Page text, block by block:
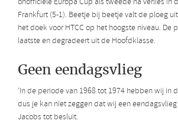
Frankfurt (5-1). Beetje bij beetje valt de ploeg
het doek voor HTCC op het hoogste niveau. De
laatste en degradeert uit de Hoofdklasse.
Geen eendagsvlieg
‘In de periode van 1968 tot 1974 hebben wij in
dus je kan niet zeggen dat wij een eendagsvlieg
Jacobs tot besluit.